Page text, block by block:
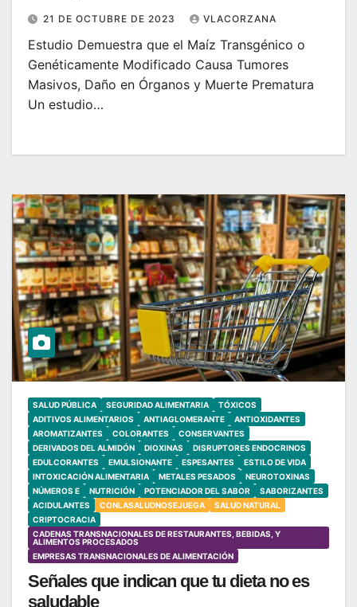
21 DE OCTUBRE DE 2023 VLACORZANA
Estudio Demuestra que el Maíz Transgénico o
Genéticamente Modificado Causa Tumores
Masivos, Daño en Órganos y Muerte Prematura
Un estudio…
SALUD PÚBLICA SEGURIDAD ALIMENTARIA
TÓXICOS
ADITIVOS ALIMENTARIOS
ANTIAGLOMERANTE
ANTIOXIDANTES
AROMATIZANTES
COLORANTES
CONSERVANTES
DERIVADOS DEL ALMIDÓN
DIOXINAS
DISRUPTORES ENDOCRINOS
EDULCORANTES
EMULSIONANTE ESPESANTES
ESTILO DE VIDA
INTOXICACIÓN ALIMENTARIA
METALES PESADOS
NEUROTOXINAS
NÚMEROS E
NUTRICIÓN POTENCIADOR DEL SABOR
SABORIZANTES
ACIDULANTES
CONLASALUDNOSEJUEGA
SALUD NATURAL
CRIPTOCRACIA
CADENAS TRANSNACIONALES DE RESTAURANTES, BEBIDAS, Y
ALIMENTOS PROCESADOS
EMPRESAS TRANSNACIONALES DE ALIMENTACIÓN
Señales que indican que tu dieta no es
saludable